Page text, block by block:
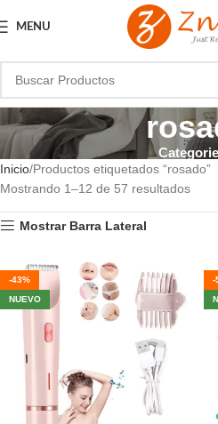
MENU
Inicio Productos etiquetados “rosado”
Mostrando 1–12 de 57 resultados
Mostrar Barra Lateral
-43%
NUEVO
-